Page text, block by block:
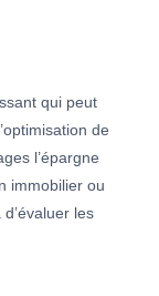
qui peut
de
l’épargne
immobilier ou
les